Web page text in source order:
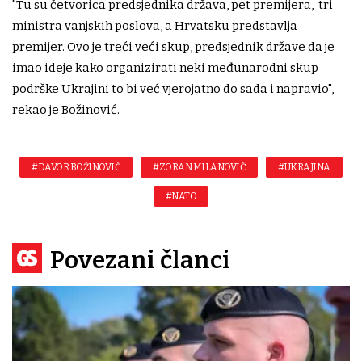
"Tu su četvorica predsjednika država, pet premijera, tri
ministra vanjskih poslova, a Hrvatsku predstavlja
premijer. Ovo je treći veći skup, predsjednik države da je
imao ideje kako organizirati neki međunarodni skup
podrške Ukrajini to bi već vjerojatno do sada i napravio",
rekao je Božinović.
#DAVOR BOŽINOVIĆ #ZORAN MILANOVIĆ #UKRAJINA
#NATO
Povezani članci